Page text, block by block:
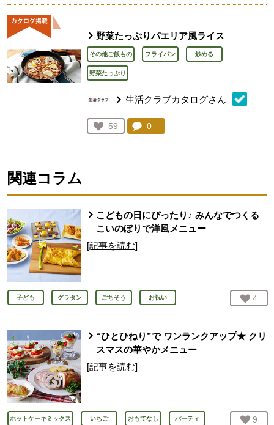
野菜たっぷりパエリア風ライス
その他ご飯もの フライパン 炒める
野菜たっぷり
生活クラブカタログさん
お気に入り登録：
59
人が登録
コメント：
0
関連コラム
こどもの日にぴったり♪ みんなでつくる
こいのぼりで洋風メニュー
[記事を読む]
子ども グラタン ごちそう お祝い お気
4
“ひとひねり”で ワンランクアップ★ クリ
スマスの華やかメニュー
[記事を読む]
ホットケーキミックス いちご おもてなし パーティ お気
9